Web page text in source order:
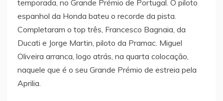
temporada, no Grande Prémio de Portugal. O piloto
espanhol da Honda bateu o recorde da pista.
Completaram o top três, Francesco Bagnaia, da
Ducati e Jorge Martin, piloto da Pramac. Miguel
Oliveira arranca, logo atrás, na quarta colocação,
naquele que é o seu Grande Prémio de estreia pela
Aprilia.